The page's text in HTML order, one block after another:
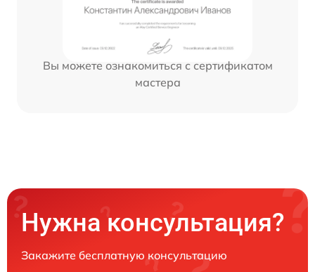
Вы можете ознакомиться с сертификатом
мастера
Нужна консультация?
Закажите бесплатную консультацию